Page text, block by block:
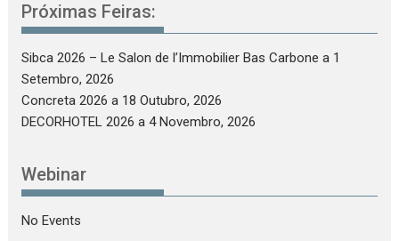
Próximas Feiras:
Sibca 2026 – Le Salon de l’Immobilier Bas Carbone a 1
Setembro, 2026
Concreta 2026 a 18 Outubro, 2026
DECORHOTEL 2026 a 4 Novembro, 2026
Webinar
No Events